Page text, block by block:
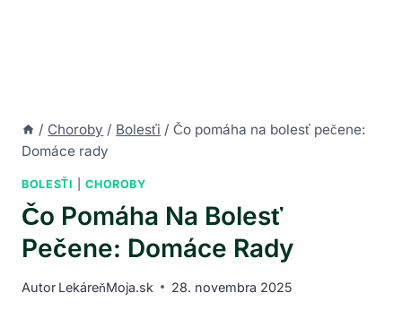
/ Choroby / Bolesťi / Čo pomáha na bolesť pečene:
Domáce rady
BOLESŤI |CHOROBY
Čo Pomáha Na Bolesť
Pečene: Domáce Rady
Autor LekáreňMoja.sk 28. novembra 2025